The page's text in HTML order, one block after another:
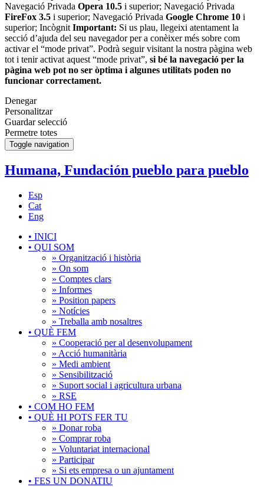
Navegació Privada Opera 10.5 i superior; Navegació Privada
FireFox 3.5 i superior; Navegació Privada Google Chrome 10 i
superior; IncògnitImportant: Si us plau, llegeixi atentament la
secció d’ajuda del seu navegador per a conèixer més sobre com
activar el “mode privat”. Podrà seguir visitant la nostra pàgina web
tot i tenir activat aquest “mode privat”, si bé la navegació per la
pàgina web pot no ser òptima i algunes utilitats poden no
funcionar correctament.
Denegar
Personalitzar
Guardar selecció
Permetre totes
Toggle navigation
Humana, Fundación pueblo para pueblo
Esp
Cat
Eng
• INICI
• QUI SOM
» Organització i història
» On som
» Comptes clars
» Informes
» Position papers
» Notícies
» Treballa amb nosaltres
• QUÈ FEM
» Cooperació per al desenvolupament
» Acció humanitària
» Medi ambient
» Sensibilització
» Suport social i agricultura urbana
» RSE
• COM HO FEM
• QUÈ HI POTS FER TU
» Donar roba
» Comprar roba
» Voluntariat internacional
» Participar
» Si ets empresa o un ajuntament
• FES UN DONATIU